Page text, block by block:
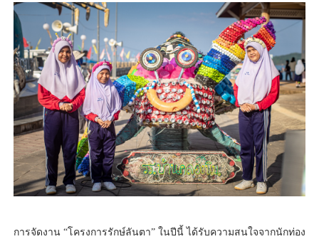
การจัดงาน “โครงการรักษ์ลันตา” ในปีนี้ ได้รับความสนใจจากนักท่อง